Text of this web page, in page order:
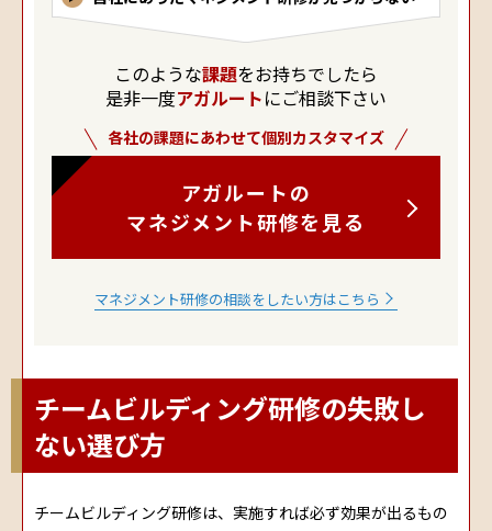
このような課題をお持ちでしたら
是非一度アガルートにご相談下さい
各社の課題にあわせて個別カスタマイズ
アガルートの
マネジメント研修を見る
マネジメント研修の相談をしたい方はこちら
チームビルディング研修の失敗し
ない選び方
チームビルディング研修は、実施すれば必ず効果が出るもの